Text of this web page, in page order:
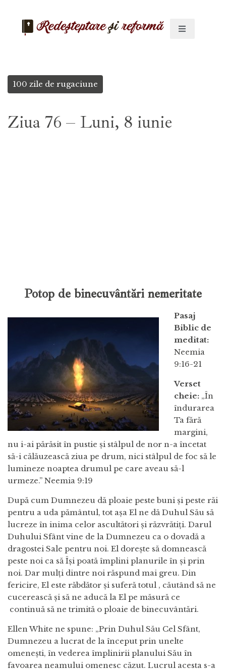
100 zile de rugaciune
Ziua 76 – Luni, 8 iunie
Potop de binecuvântări nemeritate
Pasaj
Biblic de
meditat:
Neemia
9:16-21
Verset
cheie: „În
îndurarea
Ta fără
margini,
nu i-ai părăsit în pustie şi stâlpul de nor n-a încetat
să-i călăuzească ziua pe drum, nici stâlpul de foc să le
lumineze noaptea drumul pe care aveau să-l
urmeze.” Neemia 9:19
După cum Dumnezeu dă ploaie peste buni și peste răi
pentru a uda pământul, tot așa El ne dă Duhul Său să
lucreze în inima celor ascultători și răzvrătiți. Darul
Duhului Sfânt vine de la Dumnezeu ca o dovadă a
dragostei Sale pentru noi. El dorește să domnească
peste noi ca să Își poată împlini planurile în și prin
noi. Dar mulți dintre noi răspund mai greu. Din
fericire, El este răbdător și suferă totul , căutând să ne
cucerească și să ne aducă la El pe măsură ce
continuă să ne trimită o ploaie de binecuvântări.
Ellen White ne spune: „Prin Duhul Său Cel Sfânt,
Dumnezeu a lucrat de la început prin unelte
omenești, în vederea împlinirii planului Său în
favoarea neamului omenesc căzut. Lucrul acesta s-a